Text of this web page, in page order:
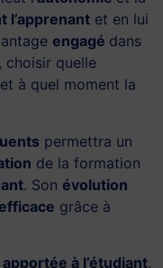
l’apprenant et en lui
engagé dans
choisir quelle
à quel moment la
permettra un
de la formation
. Son évolution
grâce à
à l’étudiant,